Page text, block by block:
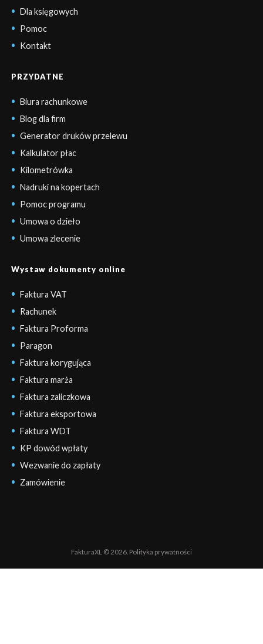
Dla księgowych
Pomoc
Kontakt
PRZYDATNE
Biura rachunkowe
Blog dla firm
Generator druków przelewu
Kalkulator płac
Kilometrówka
Nadruki na kopertach
Pomoc programu
Umowa o dzieło
Umowa zlecenie
Wystaw dokumenty online
Faktura VAT
Rachunek
Faktura Proforma
Paragon
Faktura korygująca
Faktura marża
Faktura zaliczkowa
Faktura eksportowa
Faktura WDT
KP dowód wpłaty
Wezwanie do zapłaty
Zamówienie
FakturaXL © 2026. Polityka prywatności